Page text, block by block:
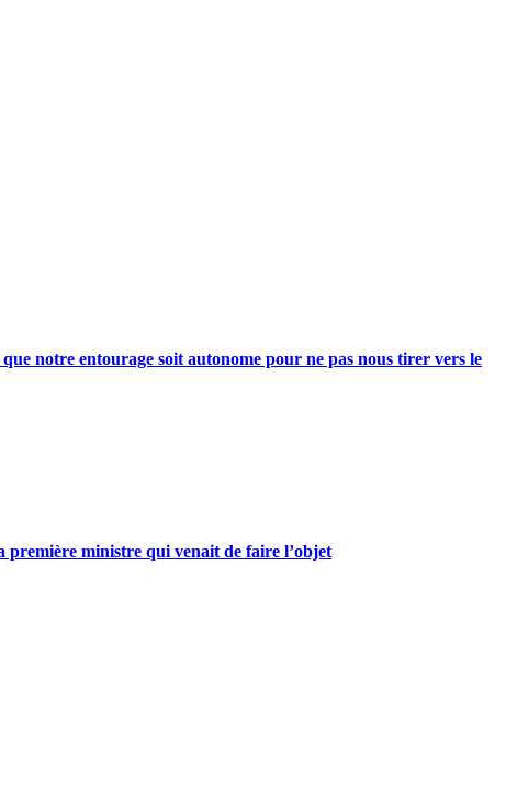
notre entourage soit autonome pour ne pas nous tirer vers le
première ministre qui venait de faire l’objet